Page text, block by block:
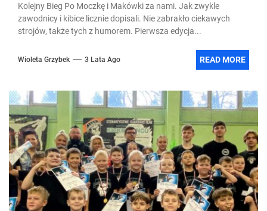
Kolejny Bieg Po Moczkę i Makówki za nami. Jak zwykle
zawodnicy i kibice licznie dopisali. Nie zabrakło ciekawych
strojów, także tych z humorem. Pierwsza edycja...
Wioleta Grzybek 3 Lata Ago READ MORE